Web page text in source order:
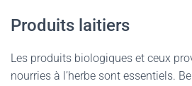
Produits laitiers
Les produits biologiques et ceux
nourries à l’herbe sont essentiels.